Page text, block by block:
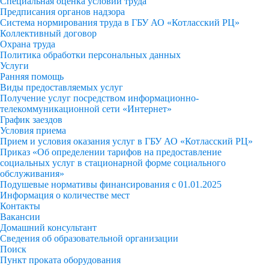
Предписания органов надзора
Система нормирования труда в ГБУ АО «Котласский РЦ»
Коллективный договор
Охрана труда
Политика обработки персональных данных
Услуги
Ранняя помощь
Виды предоставляемых услуг
Получение услуг посредством информационно-
телекоммуникационной сети «Интернет»
График заездов
Условия приема
Прием и условия оказания услуг в ГБУ АО «Котласский РЦ»
Приказ «Об определении тарифов на предоставление
социальных услуг в стационарной форме социального
обслуживания»
Подушевые нормативы финансирования с 01.01.2025
Информация о количестве мест
Контакты
Вакансии
Домашний консультант
Сведения об образовательной организации
Поиск
Пункт проката оборудования